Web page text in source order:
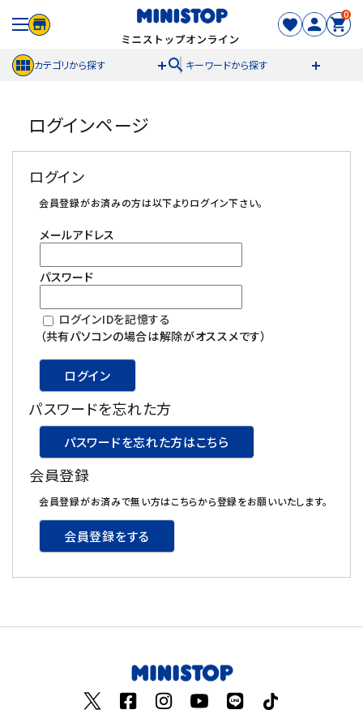
0
カテゴリから探す search キーワードから探す
meeting_room ログイン person 新規登録
セール商品
カテゴリから探す
冷凍食品
スイーツ
お菓子
酒類
日用品
ギフト
ログインページ
ログイン
会員登録がお済みの方は以下よりログイン下さい。
メールアドレス
パスワード
ログインIDを記憶する
（共有パソコンの場合は解除がオススメです）
ログイン
パスワードを忘れた方
パスワードを忘れた方はこちら
会員登録
会員登録がお済みで無い方はこちらから登録をお願いいたします。
会員登録をする